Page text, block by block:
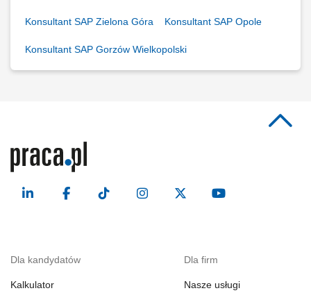
Konsultant SAP Zielona Góra Konsultant SAP Opole
Konsultant SAP Gorzów Wielkopolski
Dla kandydatów
Kalkulator
Dla firm
Nasze usługi